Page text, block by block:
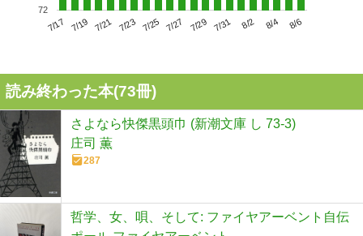
7/17 7/19 7/21 7/23 7/25 7/27 7/29 7/31 8/2 8/4 8/6
72
読み終わった本(73冊)
さよなら快傑黒頭巾 (新潮文庫 し 73-3)
庄司 薫
287
哲学、女、唄、そして: ファイヤアーベント自伝